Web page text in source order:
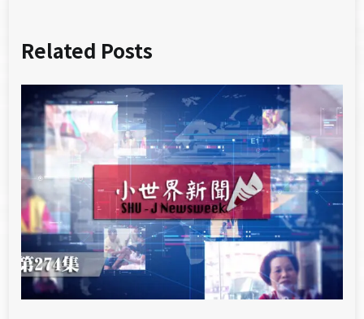
Related Posts